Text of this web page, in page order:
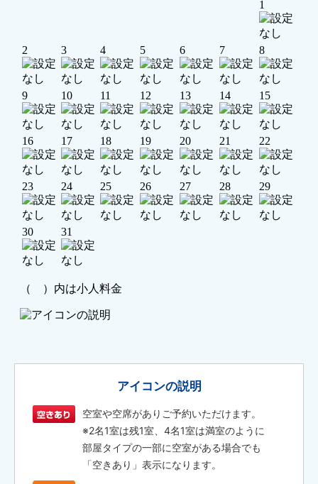
アイコンの説明
空室や空席がありご予約いただけます。
※2名1室は残1室、4名1室は満室のように
部屋タイプの一部に空室がある場合でも
「空きあり」表示になります。